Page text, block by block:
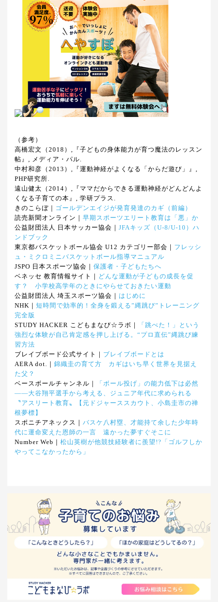
（参考）
高橋宏文（2018）,『子どもの身体能力が育つ魔法のレッスン
帖』, メディア・パル.
中村和彦（2013）,『運動神経がよくなる「からだ遊び」』,
PHP研究所.
遠山健太（2014）,『ママだからできる運動神経がどんどんよ
くなる子育ての本』, 学研プラス.
きのこらぼ｜ ゴールデンエイジが発育発達のカギ（前編）
読売新聞オンライン｜ 早期スポーツエリート教育は「悪」か
公益財団法人 日本サッカー協会｜ JFAキッズ（U-8/U-10）ハ
ンドブック
東京都バスケットボール協会 U12 カテゴリー部会｜ フレッシ
ュ・ミクロミニバスケットボール指導マニュアル
JSPO 日本スポーツ協会｜ 保護者・子どもたちへ
ベネッセ 教育情報サイト｜
どんな運動が子どもの成長を促
す？ 小学校高学年のときにやらせておきたい運動
公益財団法人 埼玉スポーツ協会｜ はじめに
NHK｜ 短時間で効率的！全身を鍛える”縄跳び”トレーニング
完全版
STUDY HACKER こどもまなび☆ラボ｜
「跳べた！」という
強烈な体験が自己肯定感を押し上げる。“プロ直伝”縄跳び練
習方法
ブレイブボード公式サイト｜ ブレイブボードとは
AERA dot.｜ 錦織圭の育て方 カギはいち早く世界を見据え
た父？
ベースボールチャンネル｜
「ボール投げ」の能力低下は必然
――大谷翔平選手から考える、ジュニア年代に求められる
〝アスリート教育〟【元ドジャーススカウト、小島圭市の禅
根夢標】
スポニチアネックス｜ バスケ八村塁、才能持て余した少年時
代に運命変えた恩師の一言 遠かった夢すぐそこに
Number Web｜ 松山英樹が他競技経験者に羨望!?「ゴルフしか
やってこなかったから」